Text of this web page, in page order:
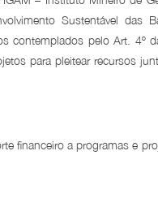
Sustentável das
contemplados pelo Art. 4º
para pleitear recursos
financeiro a programas e